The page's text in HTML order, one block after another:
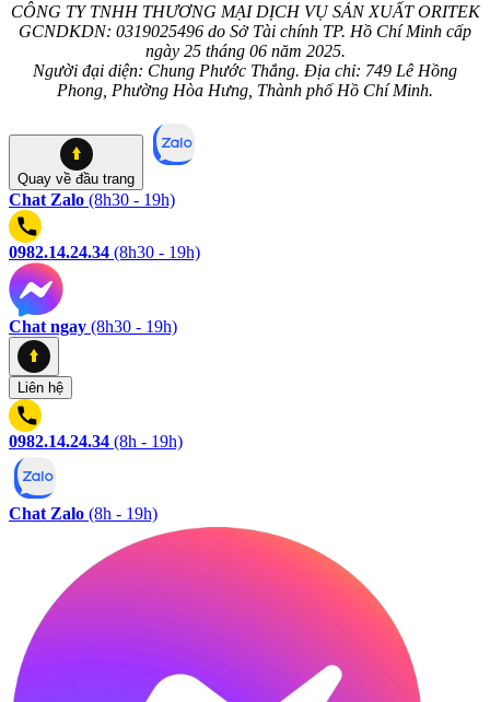
CÔNG TY TNHH THƯƠNG MẠI DỊCH VỤ SẢN XUẤT ORITEK
GCNDKDN: 0319025496 do Sở Tài chính TP. Hồ Chí Minh cấp
ngày 25 tháng 06 năm 2025.
Người đại diện: Chung Phước Thắng. Địa chỉ: 749 Lê Hồng
Phong, Phường Hòa Hưng, Thành phố Hồ Chí Minh.
Quay về đầu trang
Chat Zalo (8h30 - 19h)
0982.14.24.34 (8h30 - 19h)
Chat ngay (8h30 - 19h)
Liên hệ
0982.14.24.34 (8h - 19h)
Chat Zalo (8h - 19h)